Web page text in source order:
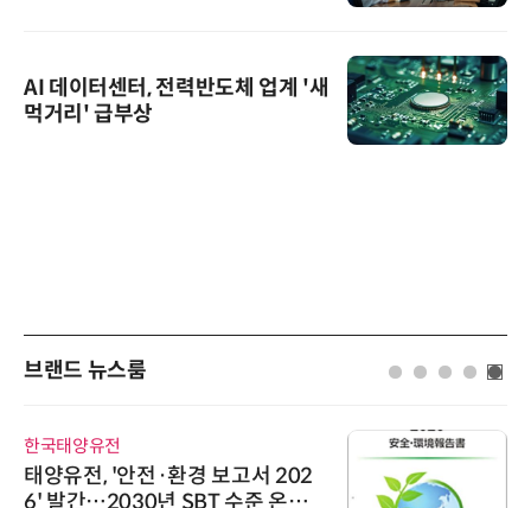
AI 데이터센터, 전력반도체 업계 '새
먹거리' 급부상
브랜드 뉴스룸
시큐어링크
시큐어링크, 중소기업기술정보진
흥원 AI 초격차 R&D 사업 최종 선